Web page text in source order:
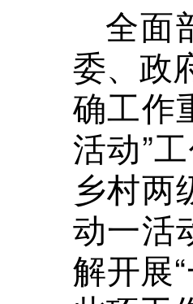
全面
委、政
确工作
活动”
乡村两
动一活
解开展